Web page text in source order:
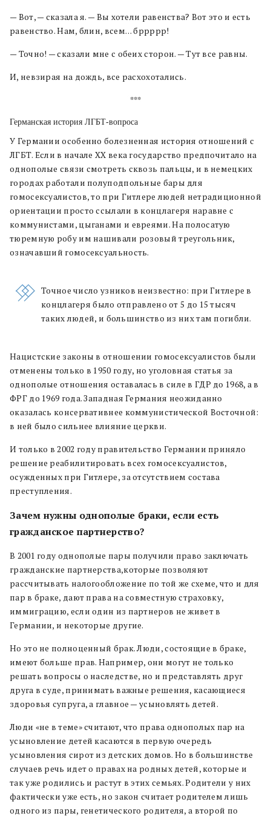
— Вот, — сказала я. — Вы хотели равенства? Вот это и есть
равенство. Нам, блин, всем… бррррр!
— Точно! — сказали мне с обеих сторон. — Тут все равны.
И, невзирая на дождь, все расхохотались.
***
Германская история ЛГБТ-вопроса
У Германии особенно болезненная история отношений с
ЛГБТ. Если в начале ХХ века государство предпочитало на
однополые связи смотреть сквозь пальцы, и в немецких
городах работали полуподпольные бары для
гомосексуалистов, то при Гитлере людей нетрадиционной
ориентации просто ссылали в концлагеря наравне с
коммунистами, цыганами и евреями. На полосатую
тюремную робу им нашивали розовый треугольник,
означавший гомосексуальность.
Точное число узников неизвестно: при Гитлере в
концлагеря было отправлено от 5 до 15 тысяч
таких людей, и большинство из них там погибли.
Нацистские законы в отношении гомосексуалистов были
отменены только в 1950 году, но уголовная статья за
однополые отношения оставалась в силе в ГДР до 1968, а в
ФРГ до 1969 года. Западная Германия неожиданно
оказалась консервативнее коммунистической Восточной:
в ней было сильнее влияние церкви.
И только в 2002 году правительство Германии приняло
решение реабилитировать всех гомосексуалистов,
осужденных при Гитлере, за отсутствием состава
преступления.
Зачем нужны однополые браки, если есть
гражданское партнерство?
В 2001 году однополые пары получили право заключать
гражданские партнерства,которые позволяют
рассчитывать налогообложение по той же схеме, что и для
пар в браке, дают права на совместную страховку,
иммиграцию, если один из партнеров не живет в
Германии, и некоторые другие.
Но это не полноценный брак. Люди, состоящие в браке,
имеют больше прав. Например, они могут не только
решать вопросы о наследстве, но и представлять друг
друга в суде, принимать важные решения, касающиеся
здоровья супруга, а главное — усыновлять детей.
Люди «не в теме» считают, что права однополых пар на
усыновление детей касаются в первую очередь
усыновления сирот из детских домов. Но в большинстве
случаев речь идет о правах на родных детей, которые и
так уже родились и растут в этих семьях. Родители у них
фактически уже есть, но закон считает родителем лишь
одного из пары, генетического родителя, а второй по